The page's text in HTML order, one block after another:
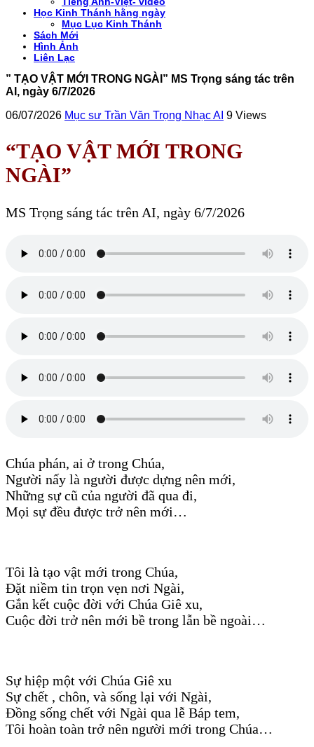
Học Kinh Thánh hằng ngày
Mục Lục Kinh Thánh
Sách Mới
Hình Ảnh
Liên Lạc
” TẠO VẬT MỚI TRONG NGÀI” MS Trọng sáng tác trên
AI, ngày 6/7/2026
06/07/2026 Mục sư Trần Văn Trọng Nhạc AI 9 Views
“TẠO VẬT MỚI TRONG
NGÀI”
MS Trọng sáng tác trên AI, ngày 6/7/2026
Chúa phán, ai ở trong Chúa,
Người nấy là người được dựng nên mới,
Những sự cũ của người đã qua đi,
Mọi sự đều được trở nên mới…
Tôi là tạo vật mới trong Chúa,
Đặt niềm tin trọn vẹn nơi Ngài,
Gắn kết cuộc đời với Chúa Giê xu,
Cuộc đời trở nên mới bề trong lẫn bề ngoài…
Sự hiệp một với Chúa Giê xu
Sự chết , chôn, và sống lại với Ngài,
Đồng sống chết với Ngài qua lễ Báp tem,
Tôi hoàn toàn trở nên người mới trong Chúa…